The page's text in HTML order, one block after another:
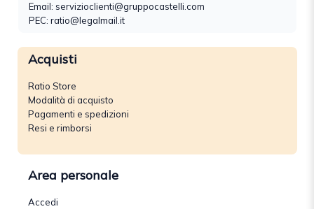
Email: servizioclienti@gruppocastelli.com
PEC: ratio@legalmail.it
Acquisti
Ratio Store
Modalità di acquisto
Pagamenti e spedizioni
Resi e rimborsi
Area personale
Accedi